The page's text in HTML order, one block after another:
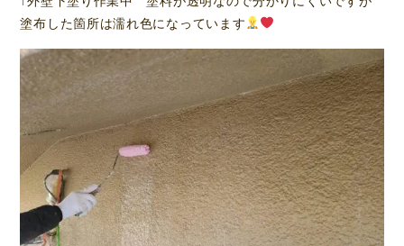
塗布した箇所は濡れ色になっています